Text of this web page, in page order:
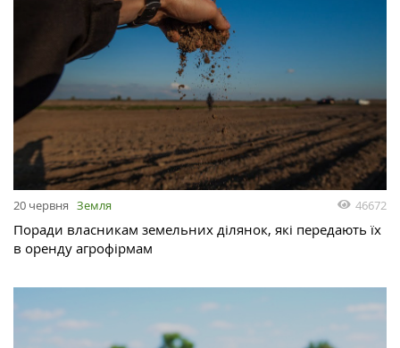
20 червня Земля 46672
Поради власникам земельних ділянок, які передають їх
в оренду агрофірмам